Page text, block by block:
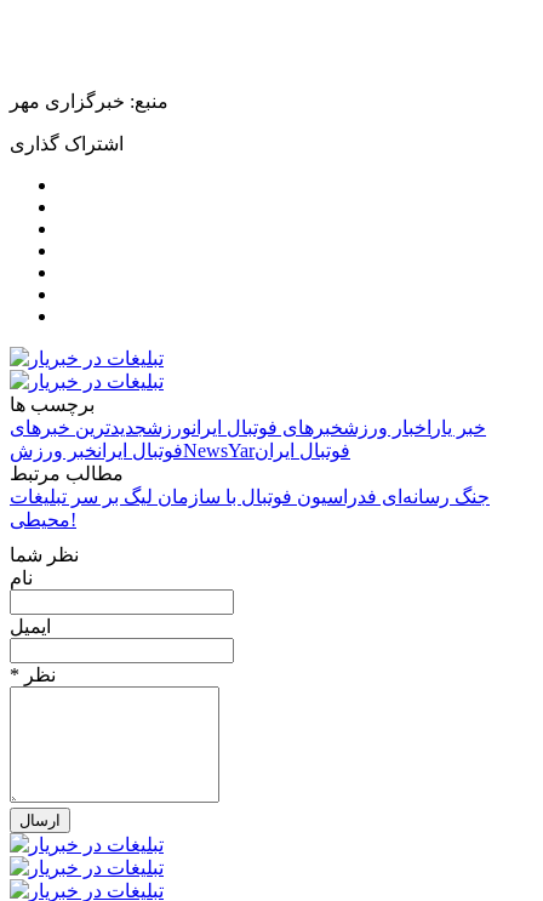
منبع: خبرگزاری مهر
اشتراک گذاری
برچسب ها
خبر یار اخبار ورزشخبرهای فوتبال ایرانورزشجدیدترین خبرهای
فوتبال ایرانخبر ورزش NewsYarفوتبال ایران
مطالب مرتبط
جنگ رسانه‌ای فدراسیون فوتبال با سازمان لیگ بر سر تبلیغات
محیطی!
نظر شما
نام
ایمیل
* نظر